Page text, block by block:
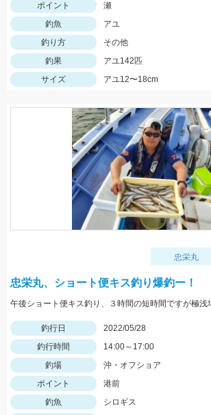
ポイント
瀬
釣魚
アユ
釣り方
その他
釣果
アユ142匹
サイズ
アユ12〜18cm
忠栄丸
忠栄丸、ショート便キス釣り爆釣ー！
釣行日
2022/05/28
釣行時間
14:00～17:00
釣場
沖・オフショア
ポイント
港前
釣魚
シロギス